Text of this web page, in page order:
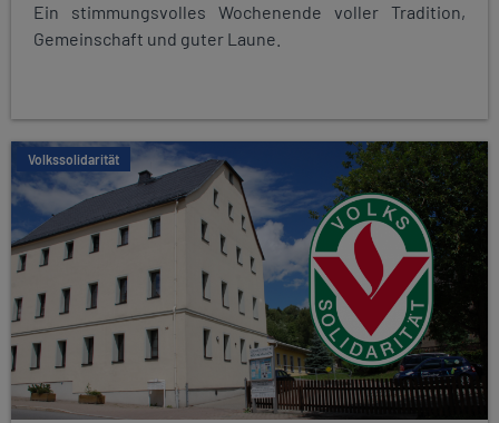
Ein stimmungsvolles Wochenende voller Tradition,
Gemeinschaft und guter Laune.
Volkssolidarität